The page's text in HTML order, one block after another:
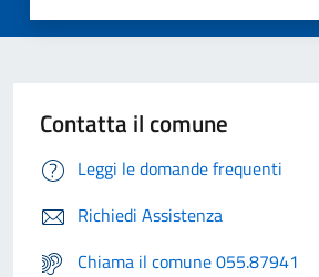
Contatta il comune
Leggi le domande frequenti
Richiedi Assistenza
Chiama il comune 055.87941